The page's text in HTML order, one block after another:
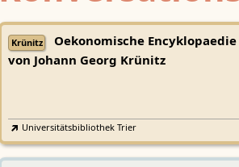
Krünitz
Oekonomische Encyklopaedie
von Johann Georg Krünitz
Universitätsbibliothek Trier